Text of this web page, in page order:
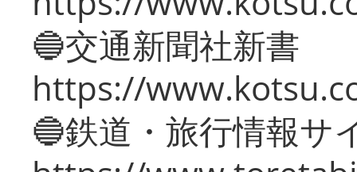
🔵交通新聞社新書
https://
🔵鉄道・旅行情報サ